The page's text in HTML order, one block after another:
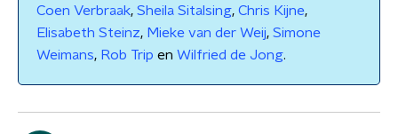
Coen Verbraak, Sheila Sitalsing, Chris Kijne,
Elisabeth Steinz, Mieke van der Weij, Simone
Weimans, Rob Trip en Wilfried de Jong.